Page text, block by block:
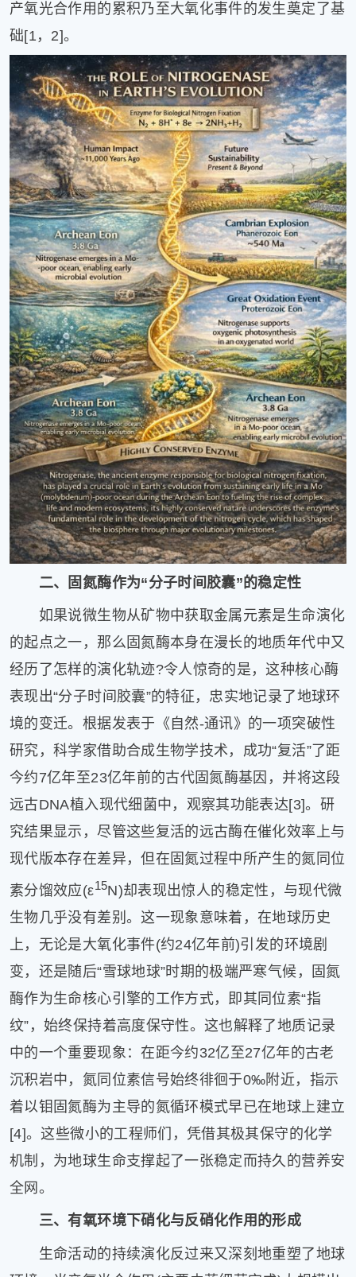
产氧光合作用的累积乃至大氧化事件的发生奠定了基
础[1，2]。
二、固氮酶作为“分子时间胶囊”的稳定性
如果说微生物从矿物中获取金属元素是生命演化
的起点之一，那么固氮酶本身在漫长的地质年代中又
经历了怎样的演化轨迹?令人惊奇的是，这种核心酶
表现出“分子时间胶囊”的特征，忠实地记录了地球环
境的变迁。根据发表于《自然-通讯》的一项突破性
研究，科学家借助合成生物学技术，成功“复活”了距
今约7亿年至23亿年前的古代固氮酶基因，并将这段
远古DNA植入现代细菌中，观察其功能表达[3]。研
究结果显示，尽管这些复活的远古酶在催化效率上与
现代版本存在差异，但在固氮过程中所产生的氮同位
素分馏效应(ε15N)却表现出惊人的稳定性，与现代微
生物几乎没有差别。这一现象意味着，在地球历史
上，无论是大氧化事件(约24亿年前)引发的环境剧
变，还是随后“雪球地球”时期的极端严寒气候，固氮
酶作为生命核心引擎的工作方式，即其同位素“指
纹”，始终保持着高度保守性。这也解释了地质记录
中的一个重要现象：在距今约32亿至27亿年的古老
沉积岩中，氮同位素信号始终徘徊于0‰附近，指示
着以钼固氮酶为主导的氮循环模式早已在地球上建立
[4]。这些微小的工程师们，凭借其极其保守的化学
机制，为地球生命支撑起了一张稳定而持久的营养安
全网。
三、有氧环境下硝化与反硝化作用的形成
生命活动的持续演化反过来又深刻地重塑了地球